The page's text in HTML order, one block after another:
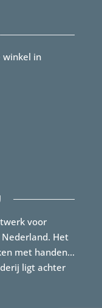
winkel in
voor
Het
met handen…
ligt achter